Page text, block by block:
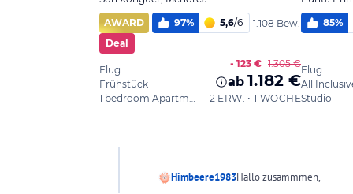
Himbeere1983Hallo zusammmen,